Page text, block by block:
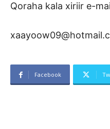
Qoraha kala xiriir e-
Facebook